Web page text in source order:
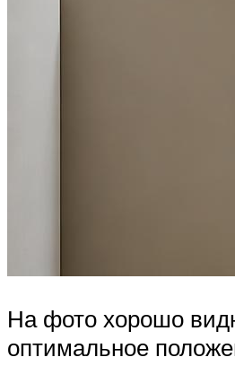
На фото хорошо
оптимальное